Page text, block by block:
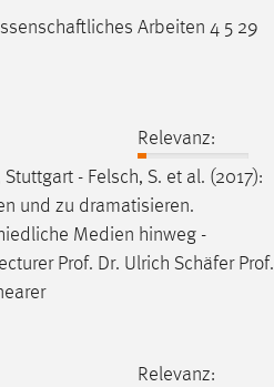
Arbeiten 4 5 29
Relevanz:
Stuttgart - Felsch, S. et al. (2017):
und zu dramatisieren.
Medien hinweg -
Prof. Dr. Ulrich SchäferProf.
Relevanz: